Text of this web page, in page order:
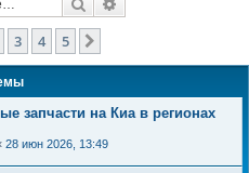
3 4 5
запчасти на Киа в регионах
28 июн 2026, 13:49